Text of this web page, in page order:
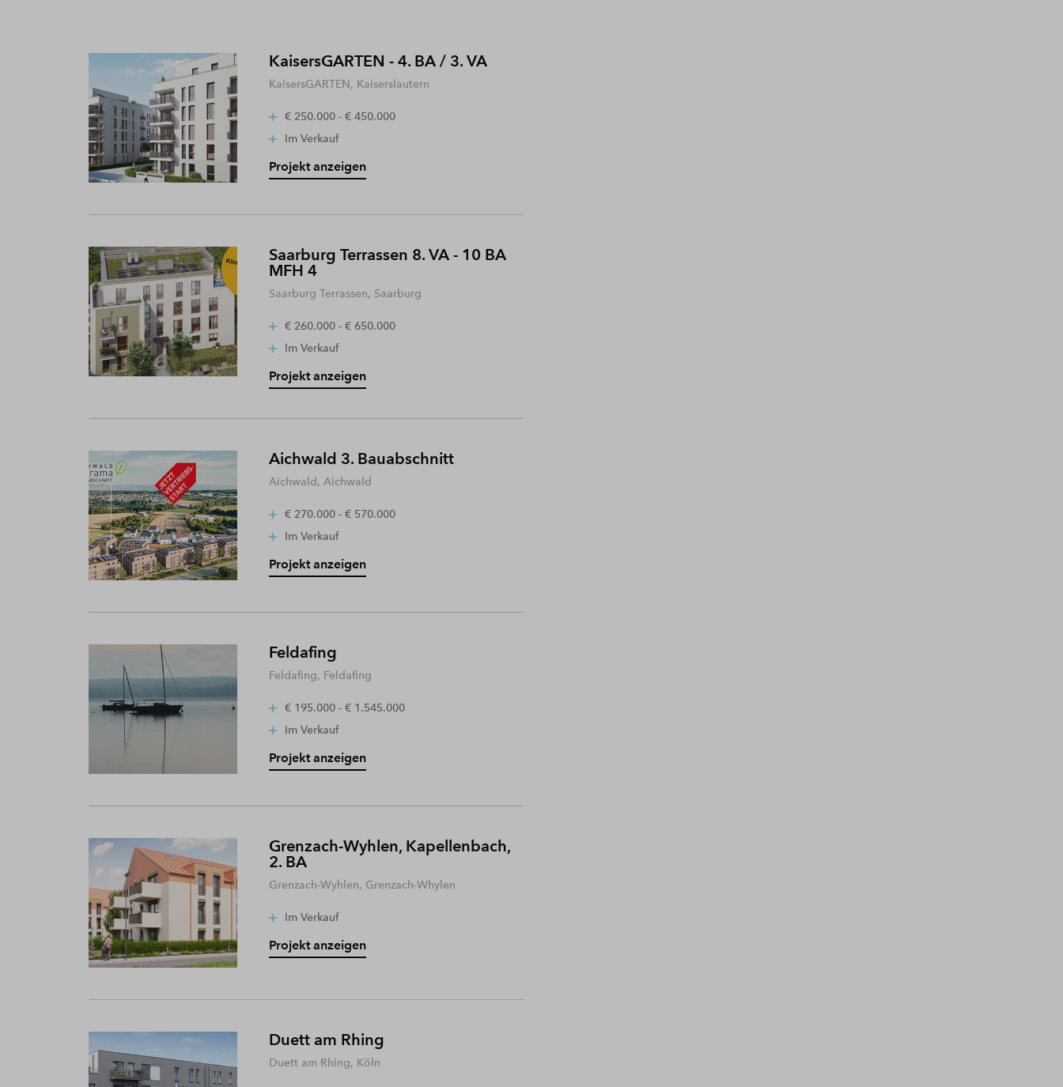
KaisersGARTEN - 4. BA / 3. VA
KaisersGARTEN, Kaiserslautern
€ 250.000 - € 450.000
Im Verkauf
Projekt anzeigen
Saarburg Terrassen 8. VA - 10 BA
MFH 4
Saarburg Terrassen, Saarburg
€ 260.000 - € 650.000
Im Verkauf
Projekt anzeigen
Aichwald 3. Bauabschnitt
Aichwald, Aichwald
€ 270.000 - € 570.000
Im Verkauf
Projekt anzeigen
Feldafing
Feldafing, Feldafing
€ 195.000 - € 1.545.000
Im Verkauf
Projekt anzeigen
Grenzach-Wyhlen, Kapellenbach,
2. BA
Grenzach-Wyhlen, Grenzach-Whylen
Im Verkauf
Projekt anzeigen
Duett am Rhing
Duett am Rhing, Köln